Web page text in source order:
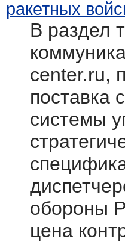
ракетных
В раздел
center.ru,
поставка
системы
обороны
цена